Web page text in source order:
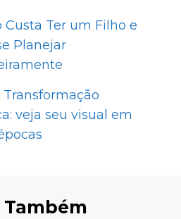
Custa Ter um Filho e
Planejar
veja seu visual em
Também